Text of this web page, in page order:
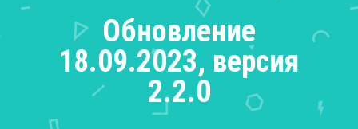
Обновление
18.09.2023, версия
2.2.0